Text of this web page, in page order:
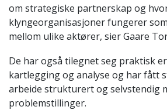
om strategiske partnerskap og
klyngeorganisasjoner fungerer
mellom ulike aktører, sier Gaare
De har også tilegnet seg praktisk
kartlegging og analyse og har fått
arbeide strukturert og selvstendig
problemstillinger.